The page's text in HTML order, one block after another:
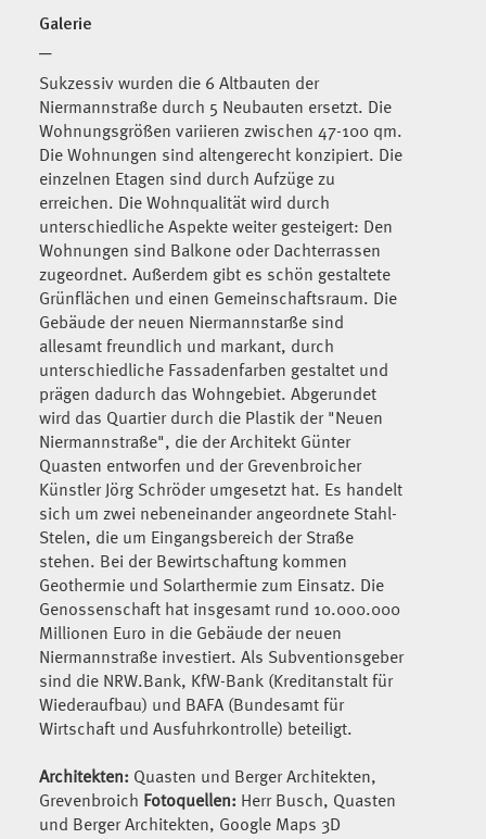
Galerie
─
Sukzessiv wurden die 6 Altbauten der
Niermannstraße durch 5 Neubauten ersetzt. Die
Wohnungsgrößen variieren zwischen 47-100 qm.
Die Wohnungen sind altengerecht konzipiert. Die
einzelnen Etagen sind durch Aufzüge zu
erreichen. Die Wohnqualität wird durch
unterschiedliche Aspekte weiter gesteigert: Den
Wohnungen sind Balkone oder Dachterrassen
zugeordnet. Außerdem gibt es schön gestaltete
Grünflächen und einen Gemeinschaftsraum. Die
Gebäude der neuen Niermannstarße sind
allesamt freundlich und markant, durch
unterschiedliche Fassadenfarben gestaltet und
prägen dadurch das Wohngebiet. Abgerundet
wird das Quartier durch die Plastik der "Neuen
Niermannstraße", die der Architekt Günter
Quasten entworfen und der Grevenbroicher
Künstler Jörg Schröder umgesetzt hat. Es handelt
sich um zwei nebeneinander angeordnete Stahl-
Stelen, die um Eingangsbereich der Straße
stehen. Bei der Bewirtschaftung kommen
Geothermie und Solarthermie zum Einsatz. Die
Genossenschaft hat insgesamt rund 10.000.000
Millionen Euro in die Gebäude der neuen
Niermannstraße investiert. Als Subventionsgeber
sind die NRW.Bank, KfW-Bank (Kreditanstalt für
Wiederaufbau) und BAFA (Bundesamt für
Wirtschaft und Ausfuhrkontrolle) beteiligt.
Architekten: Quasten und Berger Architekten,
Grevenbroich Fotoquellen: Herr Busch, Quasten
und Berger Architekten, Google Maps 3D